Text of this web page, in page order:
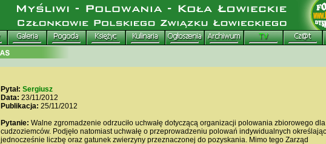
Pytał: Sergiusz
Data: 23/11/2012
Publikacja: 25/11/2012
Pytanie: Walne zgromadzenie odrzuciło uchwałę dotyczącą organizacji polowania zbiorowego dla
cudzoziemców. Podjęło natomiast uchwałę o przeprowadzeniu polowań indywidualnych określając
jednocześnie liczbę oraz gatunek zwierzyny przeznaczonej do pozyskania. Mimo tego Zarząd